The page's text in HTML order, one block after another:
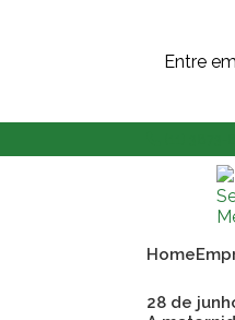
Entre
Home
28 de